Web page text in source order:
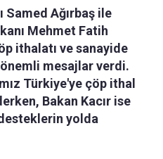
Samed Ağırbaş ile
Mehmet Fatih
ithalatı ve sanayide
mesajlar verdi.
Türkiye'ye çöp ithal
Bakan Kacır ise
yolda